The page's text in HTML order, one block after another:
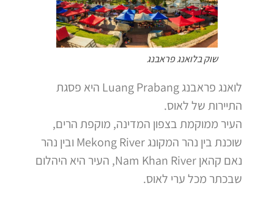
שוק בלואנג פראבנג
לואנג פראבנג Luang Prabang היא פסגת
התיירות של לאוס.
העיר ממוקמת בצפון המדינה, מוקפת הרים,
שוכנת בין נהר המקונג Mekong River ובין נהר
נאם קהאן Nam Khan River, העיר היא היהלום
שבכתר מכל ערי לאוס.